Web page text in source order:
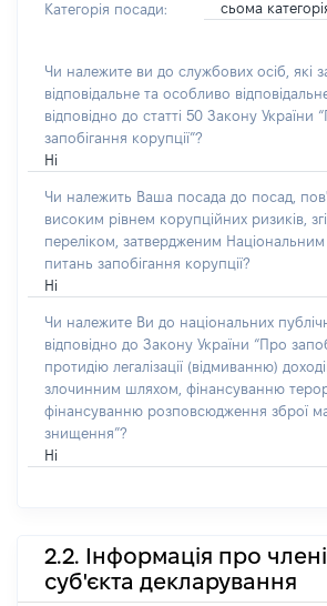
Категорія посади: сьома
Чи належите ви до службових осіб, які
відповідальне та особливо
відповідно до статті 50 Закону України
запобігання корупції”?
Ні
Чи належить Ваша посада до посад,
високим рівнем корупційних ризиків,
переліком, затвердженим Національним
питань запобігання корупції?
Ні
Чи належите Ви до національних
відповідно до Закону України “Про
протидію легалізації (відмиванню)
злочинним шляхом, фінансуванню
фінансуванню розповсюдження зброї
знищення”?
Ні
2.2. Інформація про
суб'єкта декларування